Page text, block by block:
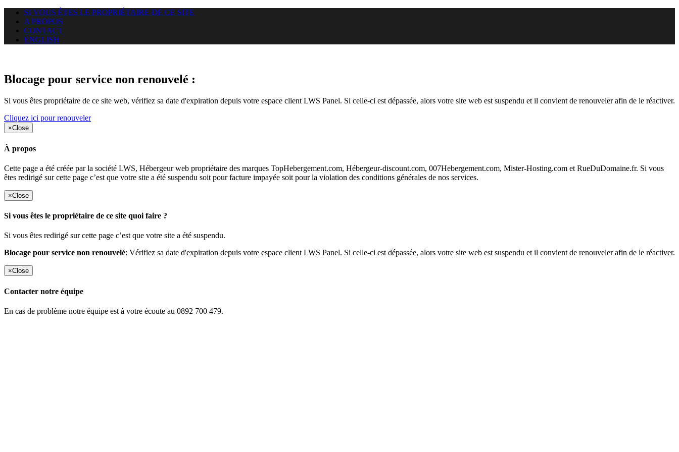
SI VOUS ÊTES LE PROPRIÉTAIRE DE CE SITE
A PROPOS
CONTACT
ENGLISH
Blocage pour service non renouvelé :
Si vous êtes propriétaire de ce site web, vérifiez sa date d'expiration depuis votre espace client LWS Panel. Si celle-ci est dépassée, alors votre site web est suspendu et il convient de renouveler afin de le réactiver.
Cliquez ici pour renouveler
×Close
À propos
Cette page a été créée par la société LWS, Hébergeur web propriétaire des marques TopHebergement.com, Hébergeur-discount.com, 007Hebergement.com, Mister-Hosting.com et RueDuDomaine.fr. Si vous
êtes redirigé sur cette page c’est que votre site a été suspendu soit pour facture impayée soit pour la violation des conditions générales de nos services.
×Close
Si vous êtes le propriétaire de ce site quoi faire ?
Si vous êtes redirigé sur cette page c’est que votre site a été suspendu.
Blocage pour service non renouvelé: Vérifiez sa date d'expiration depuis votre espace client LWS Panel. Si celle-ci est dépassée, alors votre site web est suspendu et il convient de renouveler afin de le réactiver.
×Close
Contacter notre équipe
En cas de problème notre équipe est à votre écoute au 0892 700 479.